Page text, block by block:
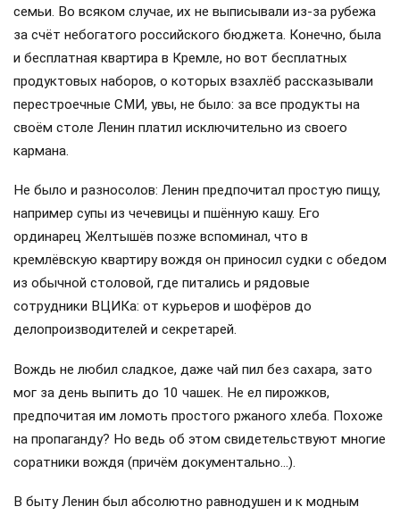
семьи. Во всяком случае, их не выписывали из-за рубежа
за счёт небогатого российского бюджета. Конечно, была
и бесплатная квартира в Кремле, но вот бесплатных
продуктовых наборов, о которых взахлёб рассказывали
перестроечные СМИ, увы, не было: за все продукты на
своём столе Ленин платил исключительно из своего
кармана.
Не было и разносолов: Ленин предпочитал простую пищу,
например супы из чечевицы и пшённую кашу. Его
ординарец Желтышёв позже вспоминал, что в
кремлёвскую квартиру вождя он приносил судки с обедом
из обычной столовой, где питались и рядовые
сотрудники ВЦИКа: от курьеров и шофёров до
делопроизводителей и секретарей.
Вождь не любил сладкое, даже чай пил без сахара, зато
мог за день выпить до 10 чашек. Не ел пирожков,
предпочитая им ломоть простого ржаного хлеба. Похоже
на пропаганду? Но ведь об этом свидетельствуют многие
соратники вождя (причём документально…).
В быту Ленин был абсолютно равнодушен и к модным